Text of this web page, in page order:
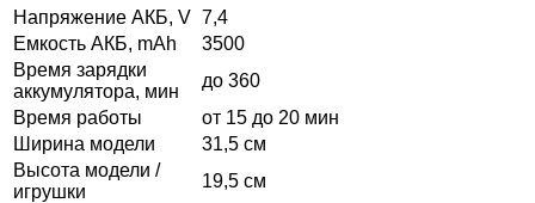
Напряжение АКБ, V 7,4
Емкость АКБ, mAh
3500
Время зарядки
аккумулятора, мин
до 360
Время работы
от 15 до 20 мин
Ширина модели
31,5 см
Высота модели /
игрушки
19,5 см